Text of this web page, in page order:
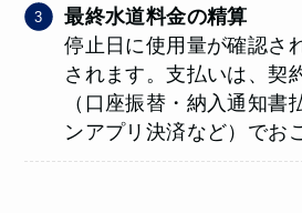
最終水道料金の精算
停止日に使用量が確認さ
されます。支払いは、契
（口座振替・納入通知書
ンアプリ決済など）でお